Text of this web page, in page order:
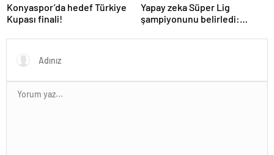
Konyaspor’da hedef Türkiye
Kupası finali!
Yapay zeka Süper Lig
şampiyonunu belirledi:
arasında inanılmaz final!